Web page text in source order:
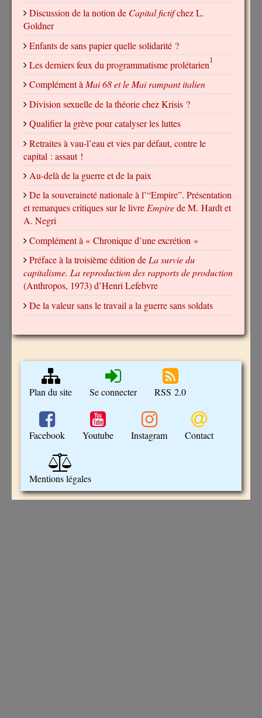
Discussion de la notion de Capital fictifchez L.
Goldner
Enfants de sans papier quelle solidarité ?
Les derniers feux du programmatisme prolétarien1
Complément àMai 68 et le Mai rampant italien
Division sexuelle de la théorie chez Krisis ?
Qualifier la grève pour catalyser les luttes
Retraites à vau-l’eau et vies par défaut, contre le
capital : assaut !
Au-delà de la guerre et de la paix
De la souveraineté nationale à l’“Empire”. Présentation
et remarques critiques sur le livreEmpirede M. Hardt et
A. Negri
Complément à « Chronique d’une excrétion »
Préface à la troisième édition deLa survie du
capitalisme. La reproduction des rapports de production
(Anthropos, 1973) d’Henri Lefebvre
De la valeur sans le travail a la guerre sans soldats
Plan du site Se connecter RSS 2.0
Facebook Youtube Instagram Contact
Mentions légales